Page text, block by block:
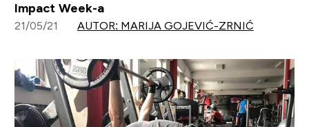
Impact Week-a
21/05/21 AUTOR: MARIJA GOJEVIĆ-ZRNIĆ